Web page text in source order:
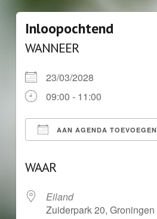
Inloopochtend
WANNEER
23/03/2028
09:00 - 11:00
AAN AGENDA TOEVOEGEN
WAAR
Eiland
Zuiderpark 20, Groningen